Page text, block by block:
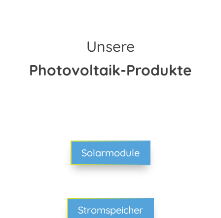
Unsere
Photovoltaik-Produkte
Solarmodule
Stromspeicher